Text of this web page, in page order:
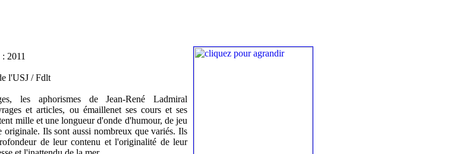
: 2011
l'USJ / Fdlt
les aphorismes de Jean-René Ladmiral
et articles, ou émaillenet ses cours et ses
mille et une longueur d'onde d'humour, de jeu
originale. Ils sont aussi nombreux que variés. Ils
de leur contenu et l'originalité de leur